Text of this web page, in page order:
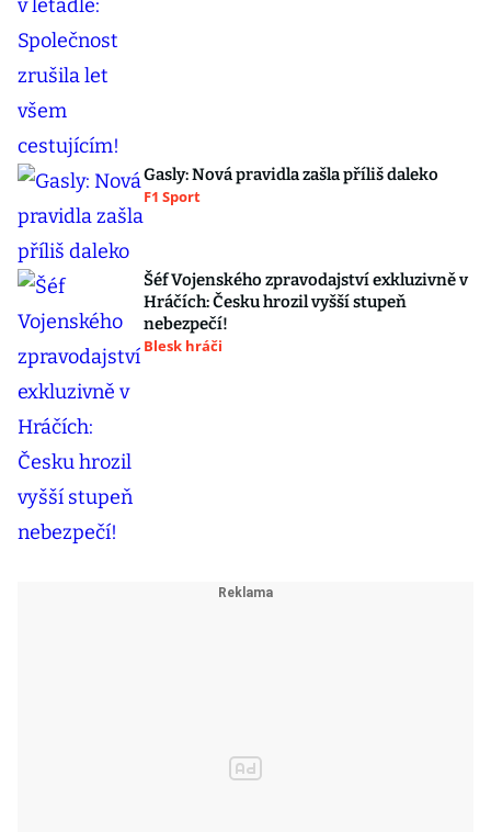
Gasly: Nová pravidla zašla příliš daleko
F1 Sport
Šéf Vojenského zpravodajství exkluzivně v
Hráčích: Česku hrozil vyšší stupeň
nebezpečí!
Blesk hráči